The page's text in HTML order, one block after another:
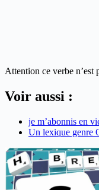
Attention ce verbe n’est
Voir aussi :
je m’abonnis en
Un lexique genre